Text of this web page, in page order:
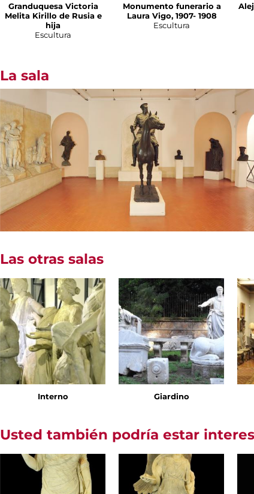
Granduquesa Victoria
Melita Kirillo de Rusia e
hija
Escultura
Monumento funerario a
Laura Vigo, 1907- 1908
Escultura
La sala
Las otras salas
Interno Giardino
Usted también podría estar